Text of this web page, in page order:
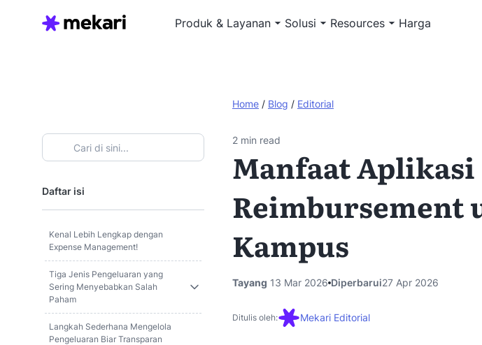
Produk & Layanan Solusi Resources Harga
Home / Blog / Editorial
Daftar isi
Kenal Lebih Lengkap dengan
Expense Management!
Tiga Jenis Pengeluaran yang
Sering Menyebabkan Salah
Paham
Langkah Sederhana Mengelola
Pengeluaran Biar Transparan
2 min read
Manfaat Aplikasi
Reimbursement
Kampus
Tayang 13 Mar 2026 Diperbarui27 Apr 2026
Ditulis oleh: Mekari Editorial